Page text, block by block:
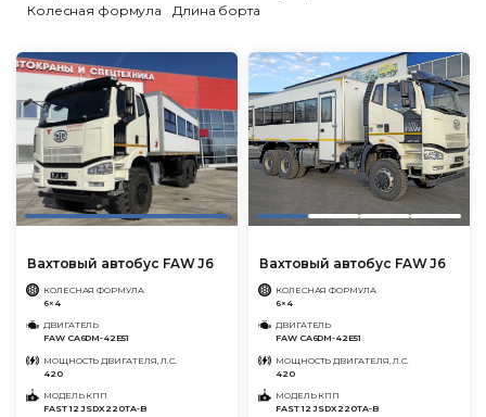
Колесная формула
Длина борта
Вахтовый автобус FAW J6
КОЛЕСНАЯ ФОРМУЛА
6×4
ДВИГАТЕЛЬ
FAW CA6DM-42E51
МОЩНОСТЬ ДВИГАТЕЛЯ, Л.С.
420
МОДЕЛЬ КПП
FAST 12 JSDX220TA-B
Вахтовый автобус FAW J6
КОЛЕСНАЯ ФОРМУЛА
6×4
ДВИГАТЕЛЬ
FAW CA6DM-42E51
МОЩНОСТЬ ДВИГАТЕЛЯ, Л.С.
420
МОДЕЛЬ КПП
FAST 12 JSDX220TA-B